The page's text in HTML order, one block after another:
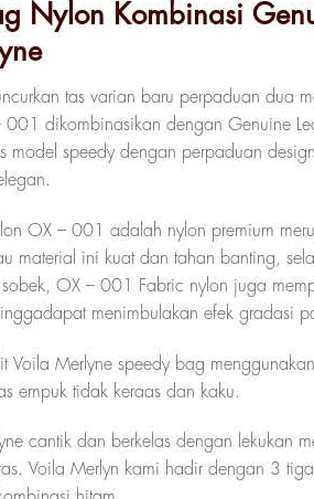
Nylon Kombinasi
tas varian baru perpaduan dua
dikombinasikan dengan Genuine
model speedy dengan perpaduan
OX – 001 adalah nylon premium
material ini kuat dan tahan banting,
OX – 001 Fabric nylon juga
menimbulakan efek gradasi
Voila Merlyne speedy bag
empuk tidak keraas dan kaku.
cantik dan berkelas dengan lekukan
Voila Merlyn kami hadir dengan 3